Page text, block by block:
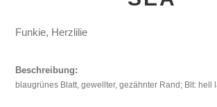
Funkie, Herzlilie
Beschreibung:
blaugrünes Blatt, gewellter, gezähnter Rand; Blt: hell